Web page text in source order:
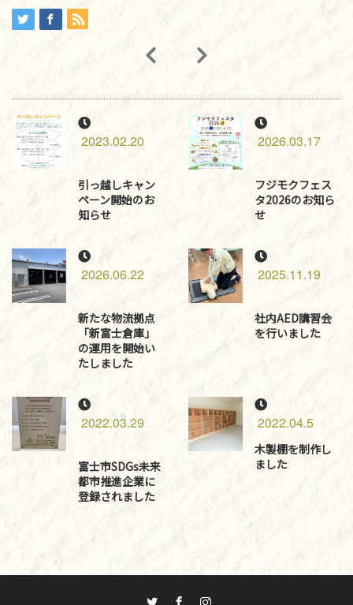
2023.02.20
引っ越しキャン
ペーン開始のお
知らせ
2026.03.17
フジモクフェス
タ2026のお知ら
せ
2026.06.22
新たな物流拠点
「新富士倉庫」
の運用を開始い
たしました
2025.11.19
社内AED講習会
を行いました
2022.03.29
富士市SDGs未来
都市推進企業に
登録されました
2022.04.5
木製棚を制作し
ました
Instagram